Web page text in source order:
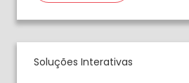
Soluções Interativas